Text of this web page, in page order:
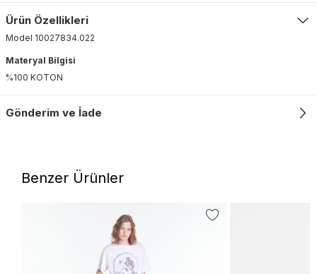
Ürün Özellikleri
Model 10027834.022
Materyal Bilgisi
%100 KOTON
Gönderim ve İade
Benzer Ürünler